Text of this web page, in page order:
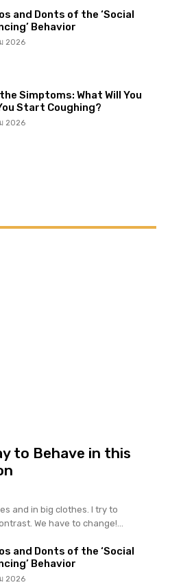
and Donts of the ‘Social
Behavior
2026
Simptoms: What Will You
Start Coughing?
2026
to Behave in this
and in big clothes. I try to
We have to change!...
and Donts of the ‘Social
Behavior
2026